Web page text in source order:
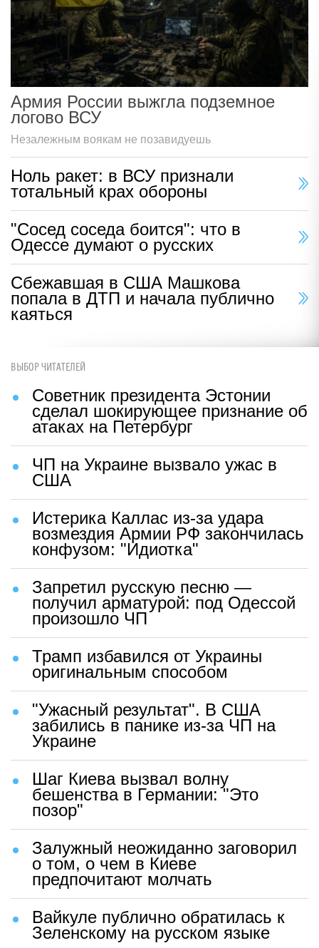
Армия России выжгла подземное
логово ВСУ
Незалежным воякам не позавидуешь
Ноль ракет: в ВСУ признали
тотальный крах обороны
"Сосед соседа боится": что в
Одессе думают о русских
Сбежавшая в США Машкова
попала в ДТП и начала публично
каяться
ВЫБОР ЧИТАТЕЛЕЙ
Советник президента Эстонии
сделал шокирующее признание об
атаках на Петербург
ЧП на Украине вызвало ужас в
США
Истерика Каллас из-за удара
возмездия Армии РФ закончилась
конфузом: "Идиотка"
Запретил русскую песню —
получил арматурой: под Одессой
произошло ЧП
Трамп избавился от Украины
оригинальным способом
"Ужасный результат". В США
забились в панике из-за ЧП на
Украине
Шаг Киева вызвал волну
бешенства в Германии: "Это
позор"
Залужный неожиданно заговорил
о том, о чем в Киеве
предпочитают молчать
Вайкуле публично обратилась к
Зеленскому на русском языке